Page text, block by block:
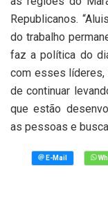
Republicanos.
do trabalho
faz a política do
com esses líderes,
de continuar
que estão
as pessoas e